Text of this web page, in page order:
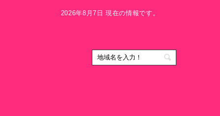
2026年8月7日 現在の情報です。